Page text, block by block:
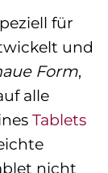
für
und
Form,
alle
Tablets
nicht